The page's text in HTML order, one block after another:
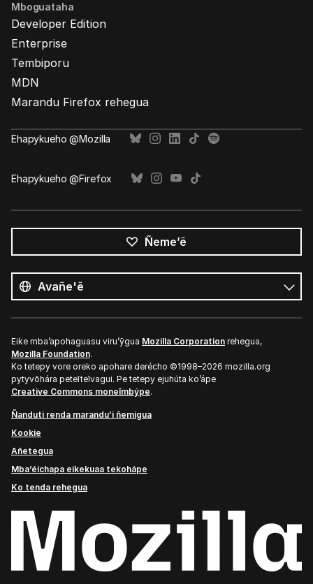
Mboguataha
Developer Edition
Enterprise
Tembiporu
MDN
Marandu Firefox rehegua
Ehapykueho @Mozilla
Ehapykueho @Firefox
Ñeme’ẽ
ñe’ẽ
Ñe’ẽ
Eike mba’apohaguasu viru’ỹgua Mozilla Corporation rehegua,
Mozilla Foundation.
Ko tetepy vore oreko apohare derécho ©1998–2026 mozilla.org
pytyvõhára peteĩteĩvagui. Pe tetepy ejuhúta ko’ápe
Creative Commons moneĩmbýpe.
Ñanduti renda marandu’i ñemigua
Kookie
Añetegua
Mba’éichapa eikekuaa tekohápe
Ko tenda rehegua